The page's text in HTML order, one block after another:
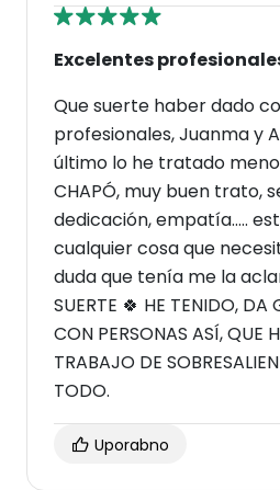
Excelentes
Que suerte haber dado
profesionales, Juanma y
último lo he tratado
CHAPÓ, muy buen trato,
dedicación, empatía.....
cualquier cosa que
duda que tenía me la
SUERTE 🍀 HE TENIDO, DA
CON PERSONAS ASÍ, QUE
TRABAJO DE
TODO.
Uporabno